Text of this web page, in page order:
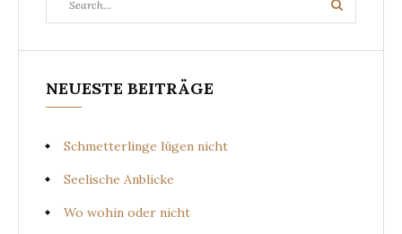
for:
Search
NEUESTE BEITRÄGE
Schmetterlinge lügen nicht
Seelische Anblicke
Wo wohin oder nicht